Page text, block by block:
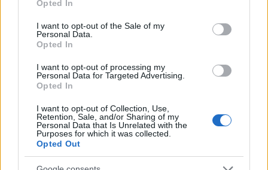
use your data for below specified purposes in below Google
consent section.
Opted In
I want to opt-out of the Sale of my
Personal Data.
Opted In
I want to opt-out of processing my
Personal Data for Targeted Advertising.
Opted In
I want to opt-out of Collection, Use,
Retention, Sale, and/or Sharing of my
Personal Data that Is Unrelated with the
Purposes for which it was collected.
Opted Out
Francia se convierte en el epicentro de los robos violentos de